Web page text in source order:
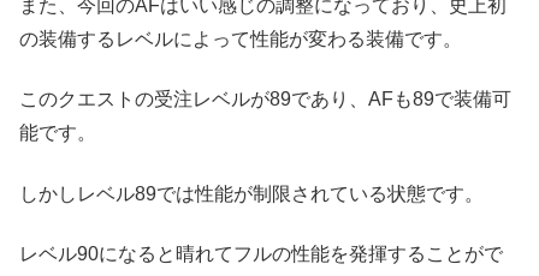
また、今回のAFはいい感じの調整になっており、史上初
の装備するレベルによって性能が変わる装備です。
このクエストの受注レベルが89であり、AFも89で装備可
能です。
しかしレベル89では性能が制限されている状態です。
レベル90になると晴れてフルの性能を発揮することがで